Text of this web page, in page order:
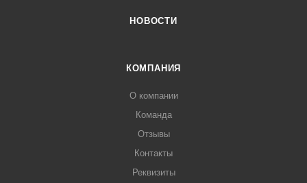
НОВОСТИ
КОМПАНИЯ
О компании
Команда
Отзывы
Контакты
Реквизиты